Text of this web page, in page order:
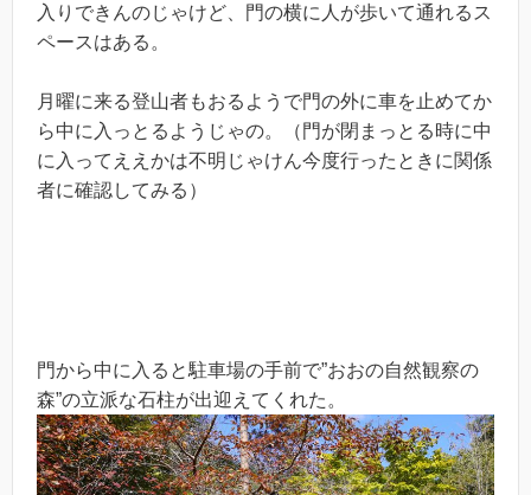
入りできんのじゃけど、門の横に人が歩いて通れるス
ペースはある。
月曜に来る登山者もおるようで門の外に車を止めてか
ら中に入っとるようじゃの。（門が閉まっとる時に中
に入ってええかは不明じゃけん今度行ったときに関係
者に確認してみる）
門から中に入ると駐車場の手前で”おおの自然観察の
森”の立派な石柱が出迎えてくれた。